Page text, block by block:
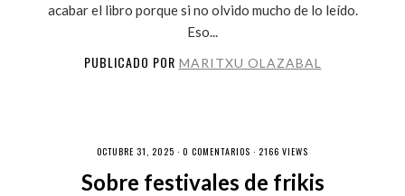
acabar el libro porque si no olvido mucho de lo leído.
Eso...
PUBLICADO POR MARITXU OLAZABAL
OCTUBRE 31, 2025 · 0 COMENTARIOS · 2166 VIEWS
Sobre festivales de frikis